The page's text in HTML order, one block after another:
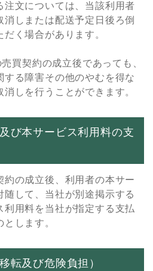
注⽂については、当該利⽤者
しまたは配送予定⽇後ろ倒
く場合があります。
買契約の成⽴後であっても、
る障害その他のやむを得な
しを⾏うことができます。
び本サービス利⽤料の⽀
の成⽴後、利⽤者の本サー
随して、当社が別途掲⽰する
⽤料を当社が指定する⽀払
します。
転及び危険負担）